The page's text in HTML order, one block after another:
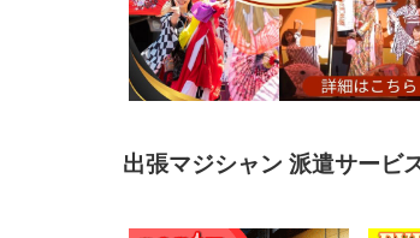
出張マジシャン 派遣サービ